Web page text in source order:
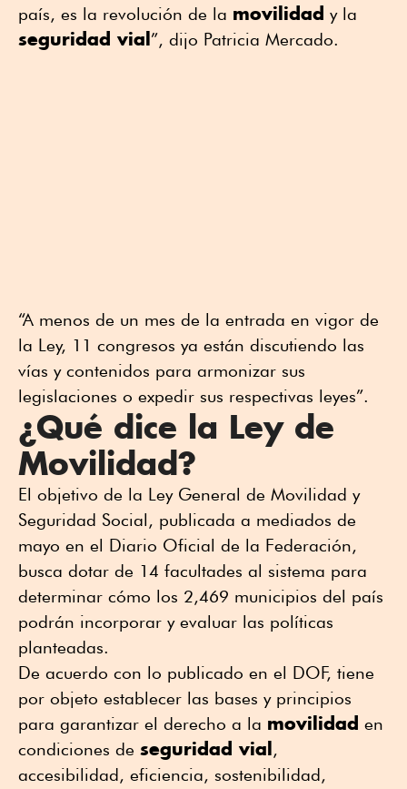
país, es la revolución de la movilidad y la
seguridad vial ”, dijo Patricia Mercado.
“A menos de un mes de la entrada en vigor de
la Ley, 11 congresos ya están discutiendo las
vías y contenidos para armonizar sus
legislaciones o expedir sus respectivas leyes”.
¿Qué dice la Ley de
Movilidad?
El objetivo de la Ley General de Movilidad y
Seguridad Social, publicada a mediados de
mayo en el Diario Oficial de la Federación,
busca dotar de 14 facultades al sistema para
determinar cómo los 2,469 municipios del país
podrán incorporar y evaluar las políticas
planteadas.
De acuerdo con lo publicado en el DOF, tiene
por objeto establecer las bases y principios
para garantizar el derecho a la movilidad en
condiciones de seguridad vial ,
accesibilidad, eficiencia, sostenibilidad,